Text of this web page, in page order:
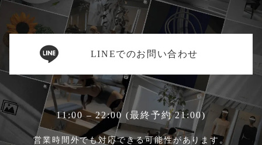
LINEでのお問い合わせ
11:00 – 22:00 (最終予約 21:00)
営業時間外でも対応できる可能性があります。